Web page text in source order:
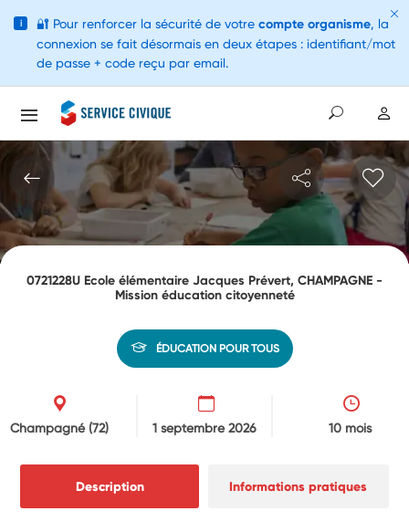
0721228U Ecole élémentaire Jacques Prévert, CHAMPAGNE -
Mission éducation citoyenneté
ÉDUCATION POUR TOUS
Champagné(72) 1 septembre 2026 10 mois
Description Informations pratiques
i 🔐 Pour renforcer la sécurité de votre compte organisme, la
connexion se fait désormais en deux étapes : identifiant/mot
de passe + code reçu par email.